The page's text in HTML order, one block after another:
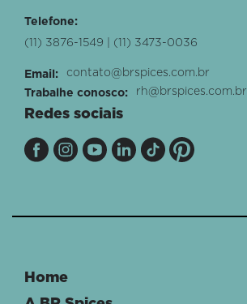
Telefone:
(11) 3876-1549 | (11) 3473-0036
Email:
contato@brspices.com.br
Trabalhe conosco:
rh@brspices.com.br
Redes sociais
Home